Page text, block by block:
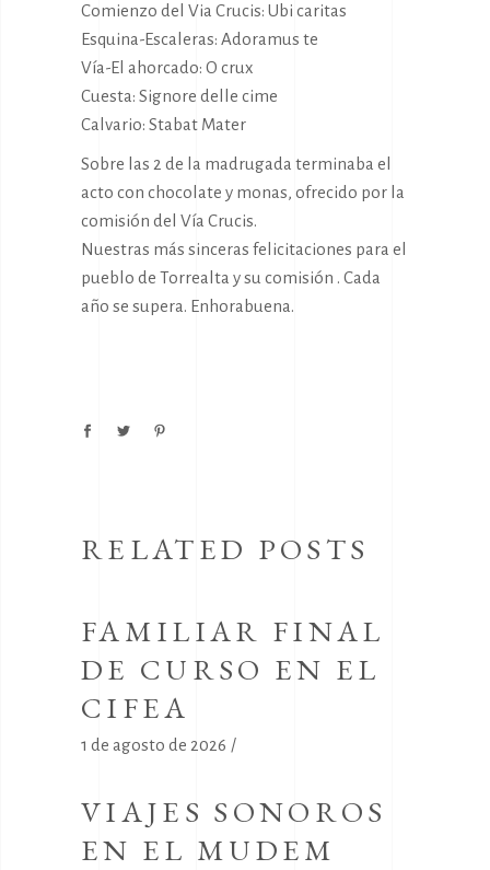
Comienzo del Via Crucis: Ubi caritas
Esquina-Escaleras: Adoramus te
Vía-El ahorcado: O crux
Cuesta: Signore delle cime
Calvario: Stabat Mater
Sobre las 2 de la madrugada terminaba el
acto con chocolate y monas, ofrecido por la
comisión del Vía Crucis.
Nuestras más sinceras felicitaciones para el
pueblo de Torrealta y su comisión . Cada
año se supera. Enhorabuena.
RELATED POSTS
FAMILIAR FINAL
DE CURSO EN EL
CIFEA
1 de agosto de 2026
VIAJES SONOROS
EN EL MUDEM